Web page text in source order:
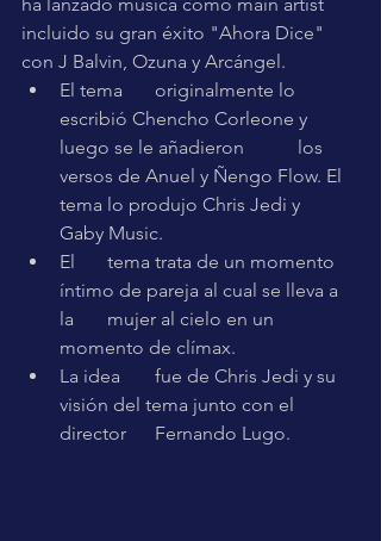
incluido su gran éxito "Ahora Dice"
con J Balvin, Ozuna y Arcángel.
El tema 	originalmente lo
escribió Chencho Corleone y
luego se le añadieron 	los
versos de Anuel y Ñengo Flow. El
tema lo produjo Chris Jedi y
Gaby Music.
El 	tema trata de un momento
íntimo de pareja al cual se lleva a
la 	mujer al cielo en un
momento de clímax.
La idea 	fue de Chris Jedi y su
visión del tema junto con el
director 	Fernando Lugo.